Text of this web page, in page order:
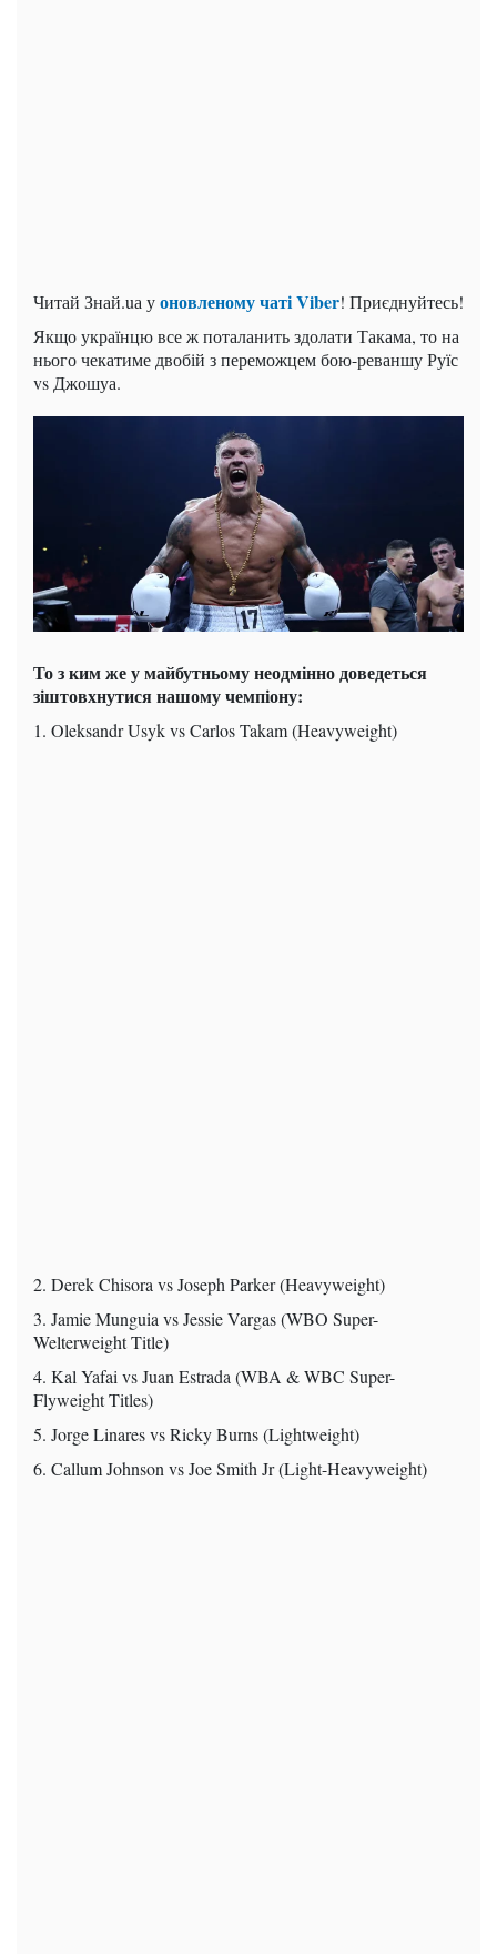
Читай Знай.uа уоновленому чаті Viber! Приєднуйтесь!
Якщо українцю все ж поталанить здолати Такама, то на
нього чекатиме двобій з переможцем бою-реваншу Руїс
vs Джошуа.
То з ким же у майбутньому неодмінно доведеться
зіштовхнутися нашому чемпіону:
1. Oleksandr Usyk vs Carlos Takam (Heavyweight)
2. Derek Chisora vs Joseph Parker (Heavyweight)
3. Jamie Munguia vs Jessie Vargas (WBO Super-
Welterweight Title)
4. Kal Yafai vs Juan Estrada (WBA & WBC Super-
Flyweight Titles)
5. Jorge Linares vs Ricky Burns (Lightweight)
6. Callum Johnson vs Joe Smith Jr (Light-Heavyweight)